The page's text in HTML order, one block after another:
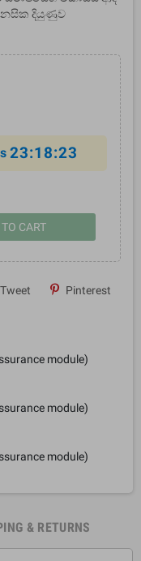
දියුණුව
23:18:23
CART
Tweet Pinterest
module)
module)
module)
& RETURNS